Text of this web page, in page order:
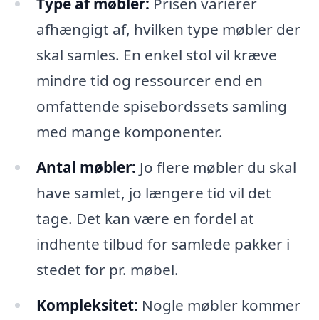
afhængigt af, hvilken type møbler der
skal samles. En enkel stol vil kræve
mindre tid og ressourcer end en
omfattende spisebordssets samling
med mange komponenter.
Antal møbler: Jo flere møbler du skal
have samlet, jo længere tid vil det
tage. Det kan være en fordel at
indhente tilbud for samlede pakker i
stedet for pr. møbel.
Kompleksitet: Nogle møbler kommer